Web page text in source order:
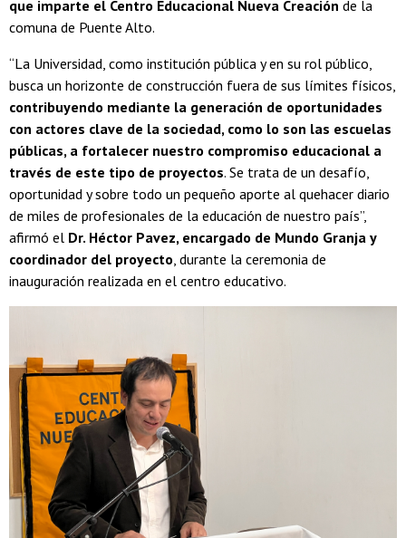
que imparte el Centro Educacional Nueva Creación de la
comuna de Puente Alto.
“La Universidad, como institución pública y en su rol público,
busca un horizonte de construcción fuera de sus límites físicos,
contribuyendo mediante la generación de oportunidades
con actores clave de la sociedad, como lo son las escuelas
públicas, a fortalecer nuestro compromiso educacional a
través de este tipo de proyectos. Se trata de un desafío,
oportunidad y sobre todo un pequeño aporte al quehacer diario
de miles de profesionales de la educación de nuestro país”,
afirmó el Dr. Héctor Pavez, encargado de Mundo Granja y
coordinador del proyecto, durante la ceremonia de
inauguración realizada en el centro educativo.